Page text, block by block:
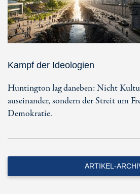
Kampf der Ideologien
Huntington lag daneben: Nicht
auseinander, sondern der Streit um
Demokratie.
ARTIKEL-